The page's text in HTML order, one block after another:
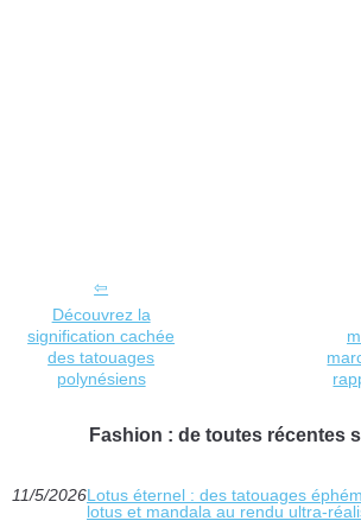
Découvrez la
signification cachée
des tatouages
polynésiens
Fashion : de toutes récentes
11/5/2026Lotus éternel : des tatouages
lotus et mandala au rendu ultra-